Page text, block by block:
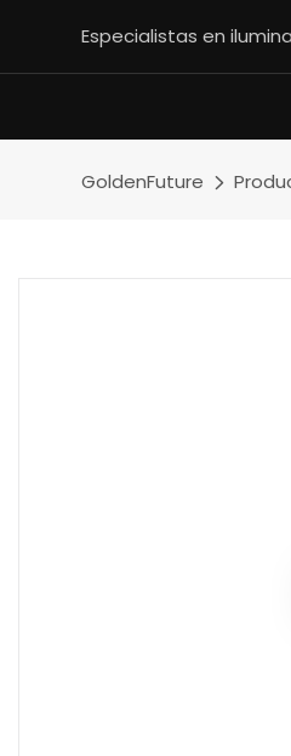
Especialistas en
GoldenFuture